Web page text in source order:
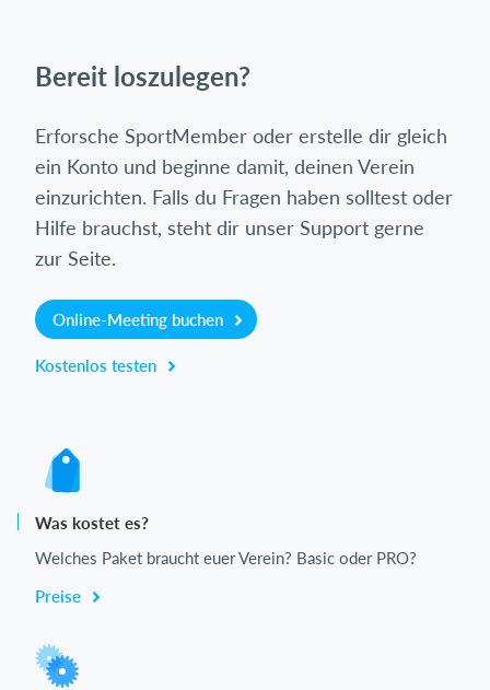
Bereit loszulegen?
Erforsche SportMember oder erstelle dir gleich
ein Konto und beginne damit, deinen Verein
einzurichten. Falls du Fragen haben solltest oder
Hilfe brauchst, steht dir unser Support gerne
zur Seite.
Online-Meeting buchen
Kostenlos testen
Was kostet es?
Welches Paket braucht euer Verein? Basic oder PRO?
Preise